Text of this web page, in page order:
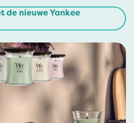
de nieuwe Yankee